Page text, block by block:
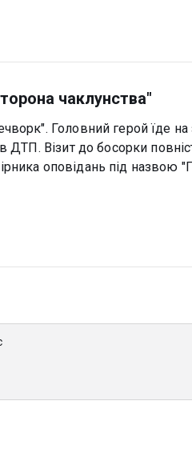
чаклунства"
Головний герой їде на
ДТП. Візит до босорки
оповідань під назвою